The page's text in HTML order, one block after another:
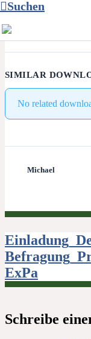
Suchen
SIMILAR
No related
Michael
ExPa
Schreibe